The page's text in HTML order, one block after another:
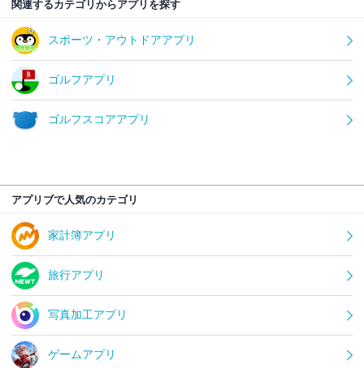
関連するカテゴリからアプリを探す
スポーツ・アウトドアアプリ
ゴルフアプリ
ゴルフスコアアプリ
アプリブで人気のカテゴリ
家計簿アプリ
旅行アプリ
写真加工アプリ
ゲームアプリ